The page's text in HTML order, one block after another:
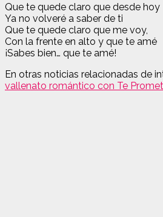
Que te quede claro que desde hoy
Ya no volveré a saber de ti
Que te quede claro que me voy,
Con la frente en alto y que te amé
¡Sabes bien… que te amé!
En otras noticias relacionadas de
vallenato romántico con Te